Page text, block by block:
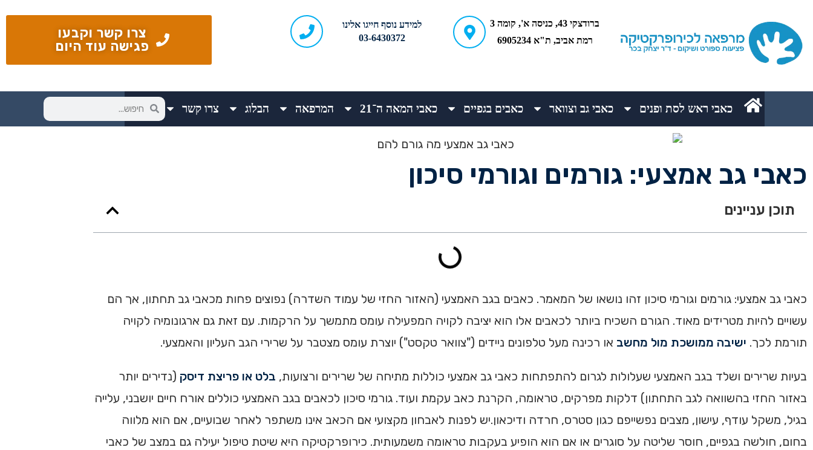
ברודצקי 43, כניסה א', קומה 3
רמת אביב, ת"א 6905234
למידע נוסף חייגו אלינו
03-6430372
צרו קשר וקבעו
פגישה עוד היום
כאבי ראש לסת ופנים כאבי גב וצוואר כאבים בגפיים כאבי המאה ה־21 המרפאה הבלוג צרו קשר
כאבי גב אמצעי: גורמים וגורמי סיכון
תוכן עניינים
כאבי גב אמצעי: גורמים וגורמי סיכון זהו נושאו של המאמר. כאבים בגב האמצעי (האזור החזי של עמוד השדרה) נפוצים פחות מכאבי גב תחתון, אך הם
עשויים להיות מטרידים מאוד. הגורם השכיח ביותר לכאבים אלו הוא יציבה לקויה המפעילה עומס מתמשך על הרקמות. עם זאת גם ארגונומיה לקויה
תורמת לכך. ישיבה ממושכת מול מחשב או רכינה מעל טלפונים ניידים ("צוואר טקסט") יוצרת עומס מצטבר על שרירי הגב העליון והאמצעי.
בעיות שרירים ושלד בגב האמצעי שעלולות לגרום להתפתחות כאבי גב אמצעי כוללות מתיחה של שרירים ורצועות, בלט או פריצת דיסק (נדירים יותר
באזור החזי בהשוואה לגב התחתון) דלקות מפרקים, טראומה, הקרנת כאב עקמת ועוד. גורמי סיכון לכאבים בגב האמצעי כוללים אורח חיים יושבני, עלייה
בגיל, משקל עודף, עישון, מצבים נפשייפם כגון סטרס, חרדה ודיכאון.יש לפנות לאבחון מקצועי אם הכאב אינו משתפר לאחר שבועיים, אם הוא מלווה
בחום, חולשה בגפיים, חוסר שליטה על סוגרים או אם הוא הופיע בעקבות טראומה משמעותית. כירופרקטיקה היא שיטת טיפול יעילה גם במצב של כאבי